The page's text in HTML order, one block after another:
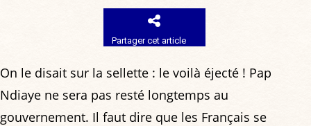
Partager cet article
On le disait sur la sellette : le voilà éjecté ! Pap
Ndiaye ne sera pas resté longtemps au
gouvernement. Il faut dire que les Français se